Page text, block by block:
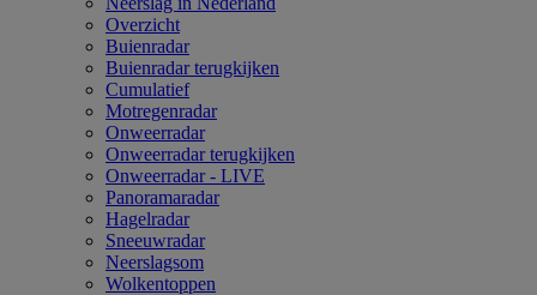
Overzicht
Buienradar
Buienradar terugkijken
Cumulatief
Motregenradar
Onweerradar
Onweerradar terugkijken
Onweerradar - LIVE
Panoramaradar
Hagelradar
Sneeuwradar
Neerslagsom
Wolkentoppen